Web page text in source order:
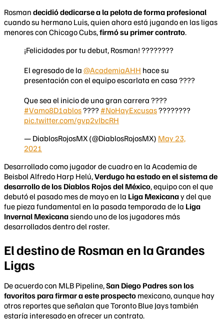
Rosman decidió dedicarse a la pelota de forma profesional
cuando su hermano Luis, quien ahora está jugando en las ligas
menores con Chicago Cubs,firmó su primer contrato.
¡Felicidades por tu debut, Rosman! ????????
El egresado de la @AcademiaAHH hace su
presentación con el equipo escarlata en casa ????
Que sea el inicio de una gran carrera ????
#Vamo8D1ablos???? #NoHayExcusas????????
pic.twitter.com/gvp2vIbcRH
— DiablosRojosMX (@DiablosRojosMX) May 23,
2021
Desarrollado como jugador de cuadro en la Academia de
Beisbol Alfredo Harp Helú,Verdugo ha estado en el sistema de
desarrollo de los Diablos Rojos del México, equipo con el que
debutó el pasado mes de mayo en la Liga Mexicanay del que
fue pieza fundamental en la pasada temporada de la Liga
Invernal Mexicanasiendo uno de los jugadores más
desarrollados dentro del roster.
El destino de Rosman en la Grandes
Ligas
De acuerdo con MLB Pipeline,San Diego Padres son los
favoritos para firmar a este prospecto mexicano, aunque hay
otros reportes que señalan que Toronto Blue Jays también
estaría interesado en ofrecer un contrato.